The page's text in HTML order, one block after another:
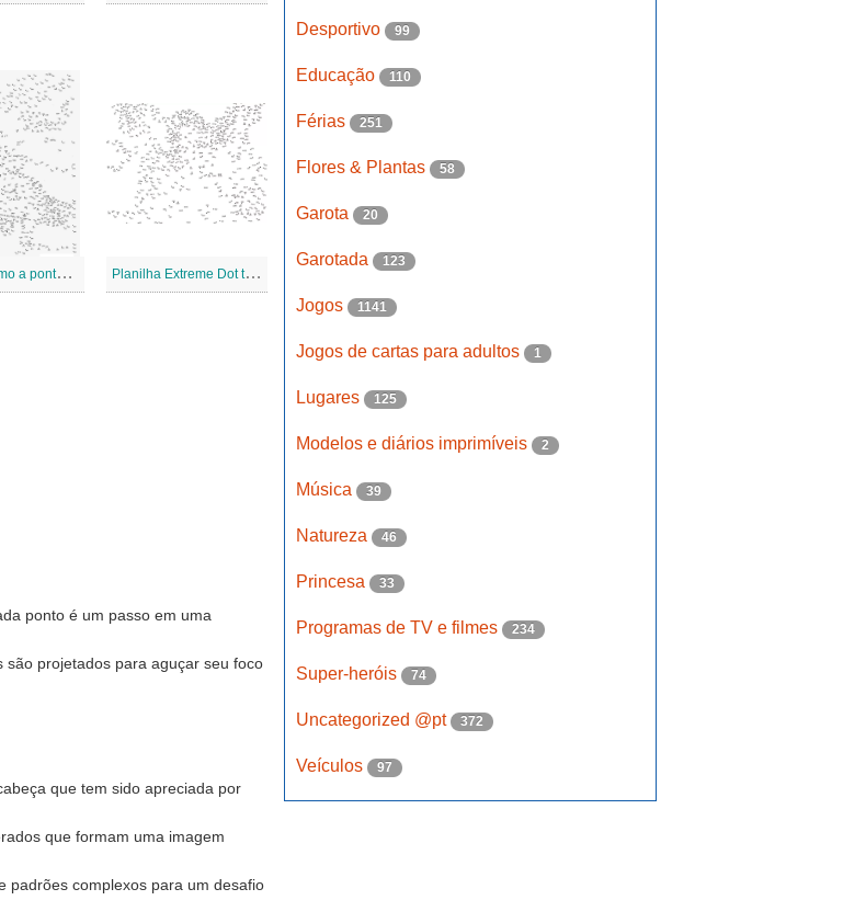
P
onto extremo a pontos 1 P
lanilha Extreme Dot to Dots
ponto é um passo em uma
são projetados para aguçar seu foco
que tem sido apreciada por
que formam uma imagem
padrões complexos para um desafio
Desportivo 99
Educação 110
Férias 251
Flores & Plantas 58
Garota 20
Garotada 123
Jogos 1141
Jogos de cartas para adultos 1
Lugares 125
Modelos e diários imprimíveis 2
Música 39
Natureza 46
Princesa 33
Programas de TV e filmes 234
Super-heróis 74
Uncategorized @pt 372
Veículos 97